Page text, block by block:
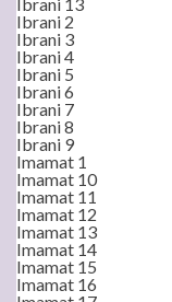
Ibrani 2
Ibrani 3
Ibrani 4
Ibrani 5
Ibrani 6
Ibrani 7
Ibrani 8
Ibrani 9
Imamat 1
Imamat 10
Imamat 11
Imamat 12
Imamat 13
Imamat 14
Imamat 15
Imamat 16